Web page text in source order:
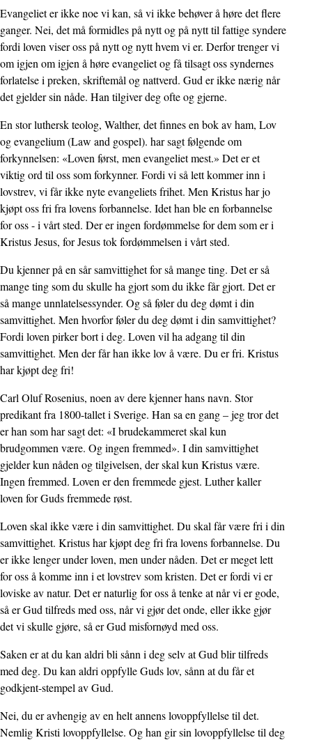
Evangeliet er ikke noe vi kan, så vi ikke behøver å høre det flere
ganger. Nei, det må formidles på nytt og på nytt til fattige syndere
fordi loven viser oss på nytt og nytt hvem vi er. Derfor trenger vi
om igjen om igjen å høre evangeliet og få tilsagt oss syndernes
forlatelse i preken, skriftemål og nattverd. Gud er ikke nærig når
det gjelder sin nåde. Han tilgiver deg ofte og gjerne.
En stor luthersk teolog, Walther, det finnes en bok av ham, Lov
og evangelium (Law and gospel). har sagt følgende om
forkynnelsen: «Loven først, men evangeliet mest.» Det er et
viktig ord til oss som forkynner. Fordi vi så lett kommer inn i
lovstrev, vi får ikke nyte evangeliets frihet. Men Kristus har jo
kjøpt oss fri fra lovens forbannelse. Idet han ble en forbannelse
for oss - i vårt sted. Der er ingen fordømmelse for dem som er i
Kristus Jesus, for Jesus tok fordømmelsen i vårt sted.
Du kjenner på en sår samvittighet for så mange ting. Det er så
mange ting som du skulle ha gjort som du ikke får gjort. Det er
så mange unnlatelsessynder. Og så føler du deg dømt i din
samvittighet. Men hvorfor føler du deg dømt i din samvittighet?
Fordi loven pirker bort i deg. Loven vil ha adgang til din
samvittighet. Men der får han ikke lov å være. Du er fri. Kristus
har kjøpt deg fri!
Carl Oluf Rosenius, noen av dere kjenner hans navn. Stor
predikant fra 1800-tallet i Sverige. Han sa en gang – jeg tror det
er han som har sagt det: «I brudekammeret skal kun
brudgommen være. Og ingen fremmed». I din samvittighet
gjelder kun nåden og tilgivelsen, der skal kun Kristus være.
Ingen fremmed. Loven er den fremmede gjest. Luther kaller
loven for Guds fremmede røst.
Loven skal ikke være i din samvittighet. Du skal får være fri i din
samvittighet. Kristus har kjøpt deg fri fra lovens forbannelse. Du
er ikke lenger under loven, men under nåden. Det er meget lett
for oss å komme inn i et lovstrev som kristen. Det er fordi vi er
loviske av natur. Det er naturlig for oss å tenke at når vi er gode,
så er Gud tilfreds med oss, når vi gjør det onde, eller ikke gjør
det vi skulle gjøre, så er Gud misfornøyd med oss.
Saken er at du kan aldri bli sånn i deg selv at Gud blir tilfreds
med deg. Du kan aldri oppfylle Guds lov, sånn at du får et
godkjent-stempel av Gud.
Nei, du er avhengig av en helt annens lovoppfyllelse til det.
Nemlig Kristi lovoppfyllelse. Og han gir sin lovoppfyllelse til deg